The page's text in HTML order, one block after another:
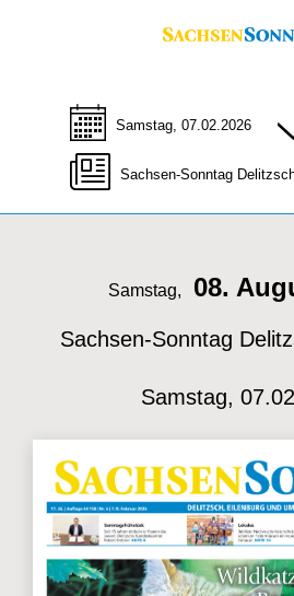
Samstag, 07.02.2026
Sachsen-Sonntag
Samstag, 08.
Sachsen-Sonntag
Samstag,